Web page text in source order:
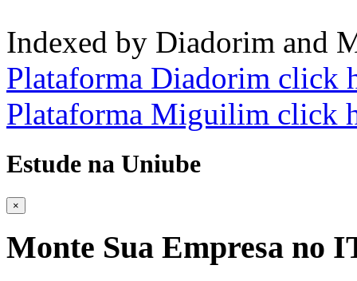
Indexed by Diadorim and
Plataforma Diadorim click
Plataforma Miguilim click
Estude na Uniube
×
Monte Sua Empresa no